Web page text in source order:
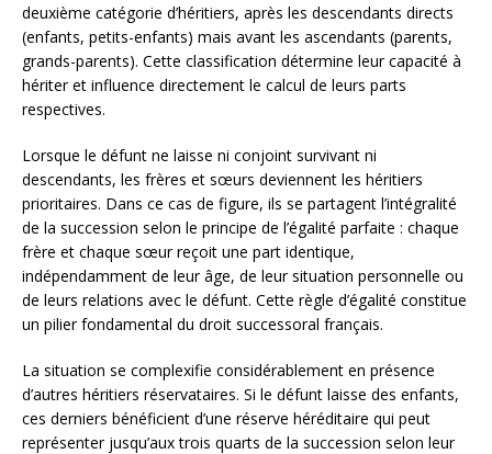
deuxième catégorie d’héritiers, après les descendants directs
(enfants, petits-enfants) mais avant les ascendants (parents,
grands-parents). Cette classification détermine leur capacité à
hériter et influence directement le calcul de leurs parts
respectives.
Lorsque le défunt ne laisse ni conjoint survivant ni
descendants, les frères et sœurs deviennent les héritiers
prioritaires. Dans ce cas de figure, ils se partagent l’intégralité
de la succession selon le principe de l’égalité parfaite : chaque
frère et chaque sœur reçoit une part identique,
indépendamment de leur âge, de leur situation personnelle ou
de leurs relations avec le défunt. Cette règle d’égalité constitue
un pilier fondamental du droit successoral français.
La situation se complexifie considérablement en présence
d’autres héritiers réservataires. Si le défunt laisse des enfants,
ces derniers bénéficient d’une réserve héréditaire qui peut
représenter jusqu’aux trois quarts de la succession selon leur